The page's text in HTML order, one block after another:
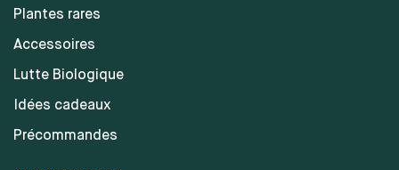
Plantes rares
Accessoires
Lutte Biologique
Idées cadeaux
Précommandes